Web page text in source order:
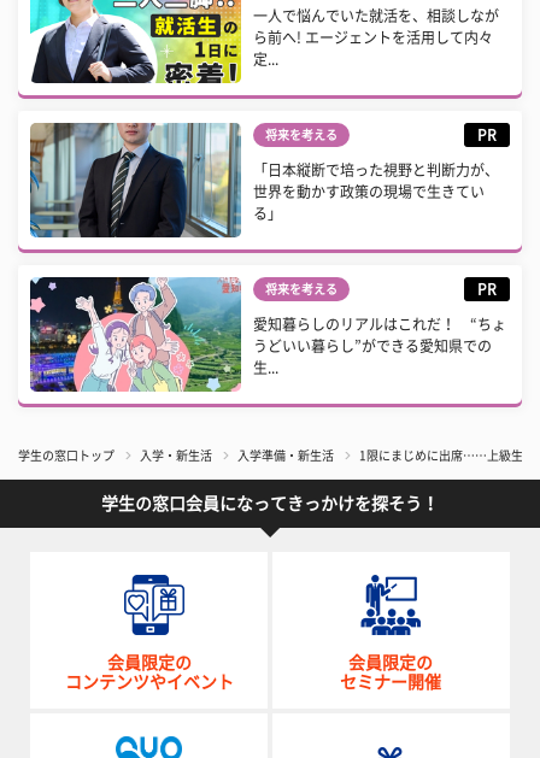
一人で悩んでいた就活を、相談しなが
ら前へ! エージェントを活用して内々
定...
将来を考える PR
「日本縦断で培った視野と判断力が、
世界を動かす政策の現場で生きてい
る」
将来を考える PR
愛知暮らしのリアルはこれだ！ “ちょ
うどいい暮らし”ができる愛知県での
生...
学生の窓口トップ 入学・新生活 入学準備・新生活 1限にまじめに出席……上級生が
学生の窓口会員になってきっかけを探そう！
会員限定の
コンテンツやイベント
会員限定の
セミナー開催